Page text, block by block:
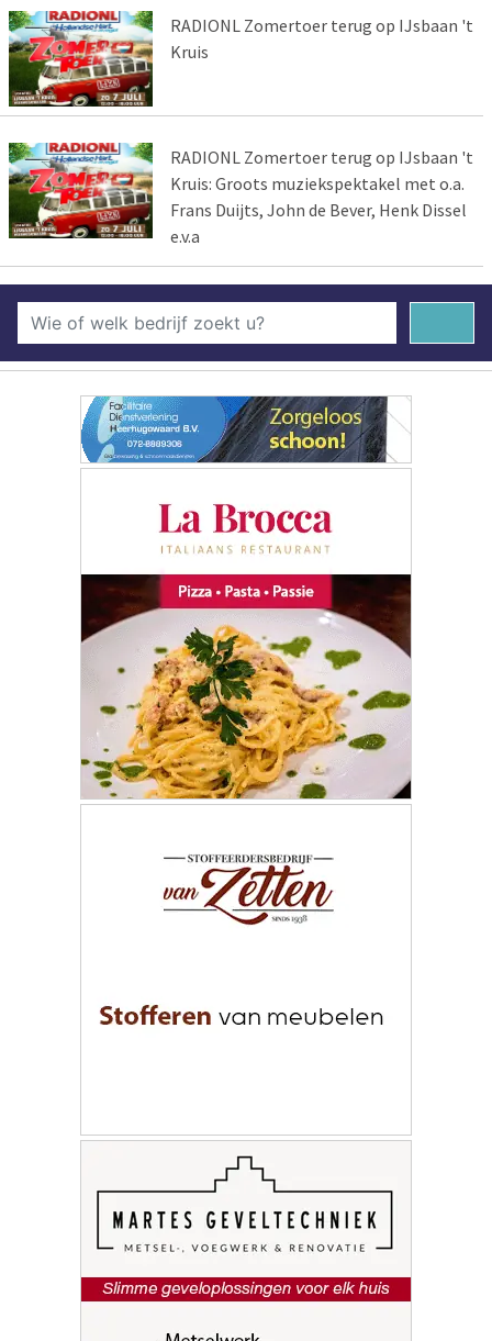
RADIONL Zomertoer terug op IJsbaan 't
Kruis
RADIONL Zomertoer terug op IJsbaan 't
Kruis: Groots muziekspektakel met o.a.
Frans Duijts, John de Bever, Henk Dissel
e.v.a